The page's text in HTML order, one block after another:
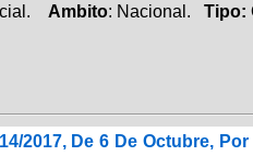
Ambito: Nacional. Tipo:
2017, De 6 De Octubre,